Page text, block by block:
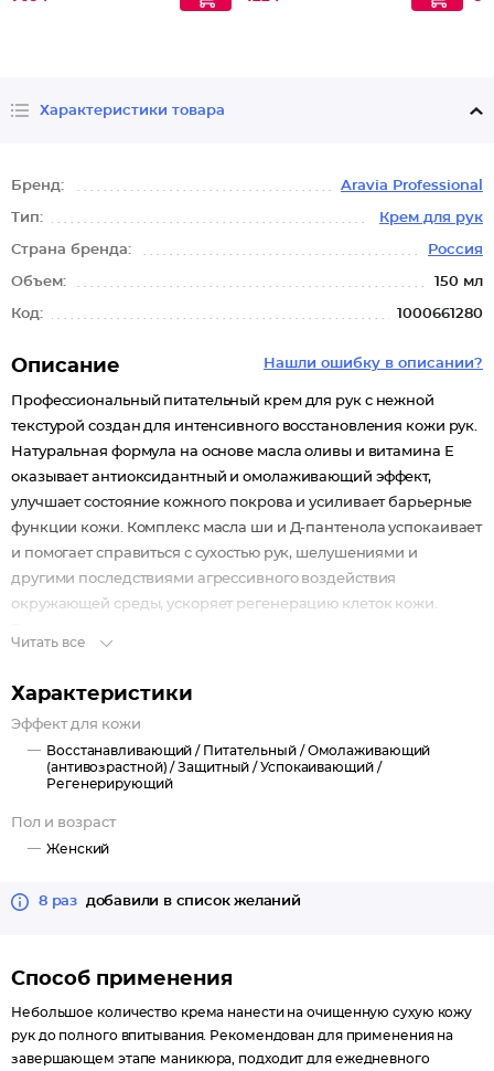
Характеристики товара
Бренд: Aravia Professional
Тип: Крем для рук
Страна бренда: Россия
Объем: 150 мл
Код: 1000661280
Нашли ошибку в описании?
Описание
Профессиональный питательный крем для рук с нежной
текстурой создан для интенсивного восстановления кожи рук.
Натуральная формула на основе масла оливы и витамина Е
оказывает антиоксидантный и омолаживающий эффект,
улучшает состояние кожного покрова и усиливает барьерные
функции кожи. Комплекс масла ши и Д-пантенола успокаивает
и помогает справиться с сухостью рук, шелушениями и
другими последствиями агрессивного воздействия
окружающей среды, ускоряет регенерацию клеток кожи.
домашнего ухода.
Читать все
Характеристики
Эффект для кожи
Восстанавливающий / Питательный /Омолаживающий
(антивозрастной) /Защитный /Успокаивающий /
Регенерирующий
Пол и возраст
Женский
8 раз добавили в список желаний
Способ применения
Небольшое количество крема нанести на очищенную сухую кожу
рук до полного впитывания. Рекомендован для применения на
завершающем этапе маникюра, подходит для ежедневного